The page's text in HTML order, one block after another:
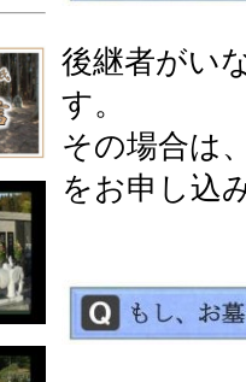
後継者がい
す。
その場合は
をお申し込